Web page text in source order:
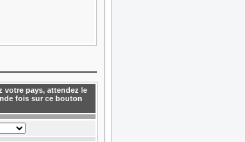
votre pays, attendez le
fois sur ce bouton